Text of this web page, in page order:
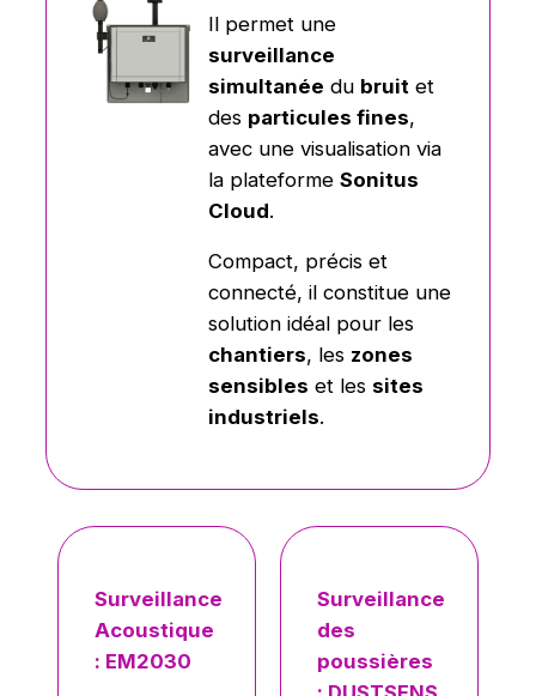
Il permet une
surveillance
simultanée du bruit et
des particules fines,
avec une visualisation via
la plateformeSonitus
Cloud.
Compact, précis et
connecté, il constitue une
solution idéal pour les
chantiers, les zones
sensibles et les sites
industriels.
Surveillance
Acoustique
: EM2030
Surveillance
des
poussières